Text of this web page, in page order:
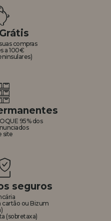
compras
a 100€
95% dos
site
seguros
cartão ou Bizum
(sobretaxa)